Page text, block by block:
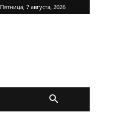
Пятница, 7 августа, 2026